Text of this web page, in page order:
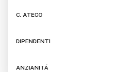
C. ATECO
DIPENDENTI
ANZIANITÁ